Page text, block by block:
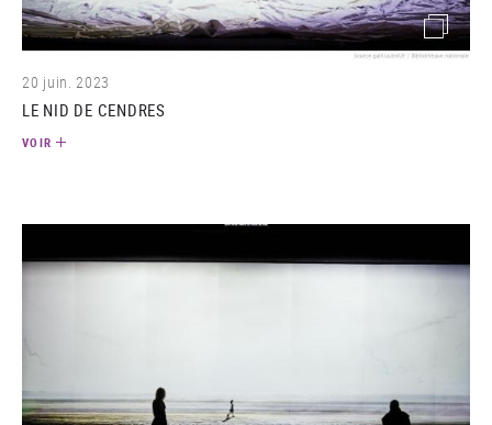
(image)
20 juin. 2023
LE NID DE CENDRES
VOIR